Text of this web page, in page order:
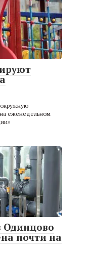
еженедельном
Одинцово
почти на